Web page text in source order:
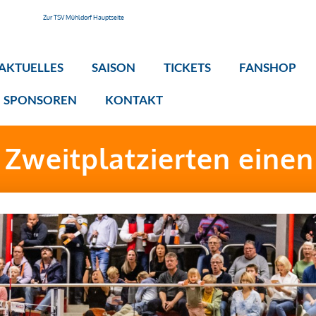
Zur TSV Mühldorf Hauptseite
SAISON TICKETS FANSHOP
SPONSOREN KONTAKT